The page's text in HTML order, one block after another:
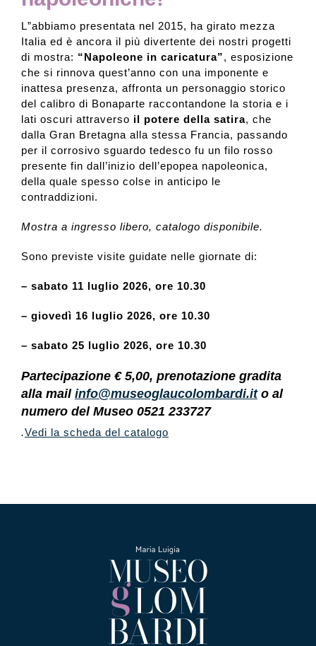
L”abbiamo presentata nel 2015, ha girato mezza
Italia ed è ancora il più divertente dei nostri progetti
di mostra: “Napoleone in caricatura”, esposizione
che si rinnova quest’anno con una imponente e
inattesa presenza, affronta un personaggio storico
del calibro di Bonaparte raccontandone la storia e i
lati oscuri attraverso il potere della satira, che
dalla Gran Bretagna alla stessa Francia, passando
per il corrosivo sguardo tedesco fu un filo rosso
presente fin dall’inizio dell’epopea napoleonica,
della quale spesso colse in anticipo le
contraddizioni.
Mostra a ingresso libero, catalogo disponibile.
Sono previste visite guidate nelle giornate di:
– sabato 11 luglio 2026, ore 10.30
– giovedì 16 luglio 2026, ore 10.30
– sabato 25 luglio 2026, ore 10.30
Partecipazione € 5,00, prenotazione gradita
alla mail info@museoglaucolombardi.ito al
numero del Museo 0521 233727
.Vedi la scheda del catalogo